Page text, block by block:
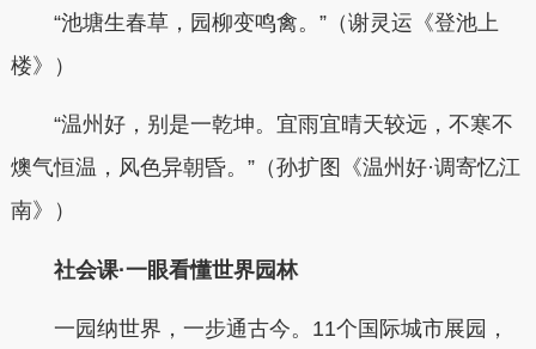
“池塘生春草，园柳变鸣禽。”（谢灵运《登池上
楼》）
“温州好，别是一乾坤。宜雨宜晴天较远，不寒不
燠气恒温，风色异朝昏。”（孙扩图《温州好·调寄忆江
南》）
社会课·一眼看懂世界园林
一园纳世界，一步通古今。11个国际城市展园，